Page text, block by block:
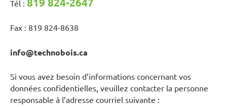
Tél :
Fax : 819 824-8638
info@technobois.ca
Si vous avez besoin d’informations concernant vos
données confidentielles, veuillez contacter la personne
responsable à l’adresse courriel suivante :